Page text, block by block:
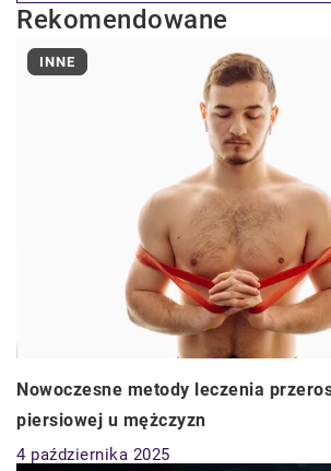
Rekomendowane
INNE
Nowoczesne metody leczenia
piersiowej u mężczyzn
4 października 2025